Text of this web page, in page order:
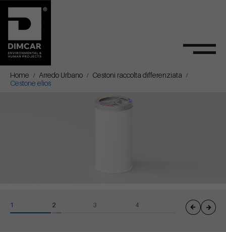
Home Arredo Urbano
Cestoni raccolta differenziata
Cestone elios